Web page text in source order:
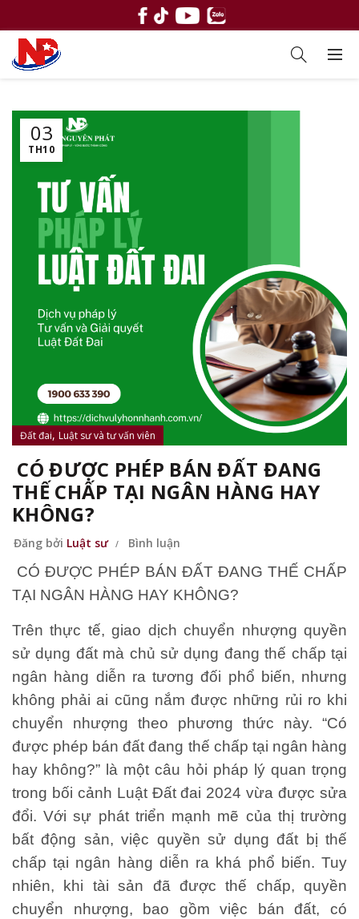
03
TH10
Đất đai, Luật sư và tư vấn viên
CÓ ĐƯỢC PHÉP BÁN ĐẤT ĐANG
THẾ CHẤP TẠI NGÂN HÀNG HAY
KHÔNG?
Đăng bởi Luật sư Bình luận
CÓ ĐƯỢC PHÉP BÁN ĐẤT ĐANG THẾ CHẤP
TẠI NGÂN HÀNG HAY KHÔNG?
Trên thực tế, giao dịch chuyển nhượng quyền
sử dụng đất mà chủ sử dụng đang thế chấp tại
ngân hàng diễn ra tương đối phổ biến, nhưng
không phải ai cũng nắm được những rủi ro khi
chuyển nhượng theo phương thức này. “Có
được phép bán đất đang thế chấp tại ngân hàng
hay không?” là một câu hỏi pháp lý quan trọng
trong bối cảnh Luật Đất đai 2024 vừa được sửa
đổi. Với sự phát triển mạnh mẽ của thị trường
bất động sản, việc quyền sử dụng đất bị thế
chấp tại ngân hàng diễn ra khá phổ biến. Tuy
nhiên, khi tài sản đã được thế chấp, quyền
chuyển nhượng, bao gồm việc bán đất, có